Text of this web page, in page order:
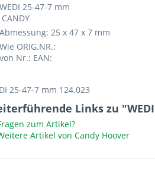
WEDI 25-47-7 mm
 CANDY
Abmessung: 25 x 47 x 7 mm
Wie ORIG.NR.:
von Nr.: EAN:
25-47-7 mm 124.023
Links zu "WEDI
zum Artikel?
Artikel von Candy Hoover